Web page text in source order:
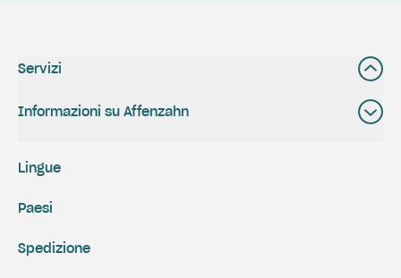
Servizi
Informazioni su Affenzahn
Spedizione
Lingue
Paesi